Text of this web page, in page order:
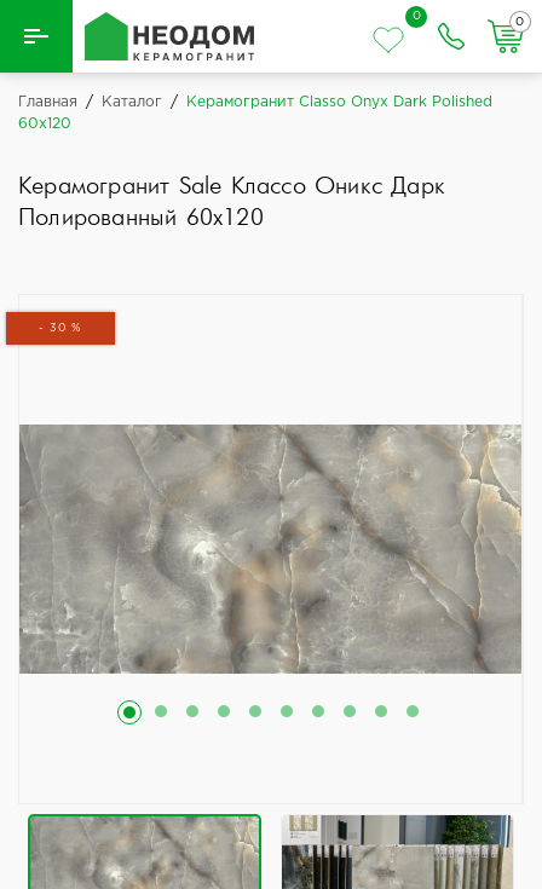
Назад
0
0
Главная / Каталог /
Керамогранит Classo Onyx Dark Polished
60x120
Керамогранит Sale Классо Оникс Дарк
Полированный 60x120
- 30 %